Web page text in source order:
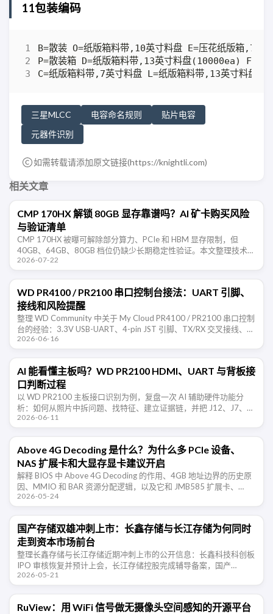
11包装编码
三星MLCC 电容命名规则
贴片电容
元器件识别
如需转载请添加原文链接(https://knightli.com)
相关文章
CMP 170HX 解锁 80GB 显存靠谱吗？AI 矿卡购买风险
与验证清单
CMP 170HX 被曝可解除部分算力、PCIe 和 HBM 显存限制，但
40GB、64GB、80GB 档位仍缺少长期稳定性验证。本文整理技术边
界、购买风险和验收清单。
2026-07-22
WD PR4100 / PR2100 串口控制台接法：UART 引脚、
接线和风险提醒
整理 WD Community 中关于 My Cloud PR4100 / PR2100 串口控制
台的经验：3.3V USB-UART、4-pin JST 引脚、TX/RX 交叉接线、
115200 …
2026-06-16
AI 能看懂主板吗？WD PR2100 HDMI、UART 与背板接
口判断过程
以 WD PR2100 主板接口识别为例，复盘一次 AI 辅助硬件功能分
析：如何从照片中拆问题、找特征、建立证据链，并把 J12、J7、
J50 等接口判断转成可实测的验证清单。
2026-06-11
Above 4G Decoding 是什么？为什么多 PCIe 设备、
NAS 扩展卡和大显存显卡建议开启
解释 BIOS 中 Above 4G Decoding 的作用、4GB 地址边界的历史原
因、MMIO 和 BAR 资源分配逻辑，以及它和 JMB585 扩展卡、
NAS、多显卡、Resizable …
2026-05-24
国产存储双雄冲刺上市：长鑫存储与长江存储为何同时
走到资本市场前台
整理长鑫存储与长江存储近期冲刺上市的公开信息：长鑫科技科创板
IPO 审核恢复并预计上会，长江存储控股完成辅导备案，国产
DRAM 与 NAND 两条主线正在同时走向资本市场。
2026-05-21
RuView：用 WiFi 信号做无摄像头空间感知的开源平台